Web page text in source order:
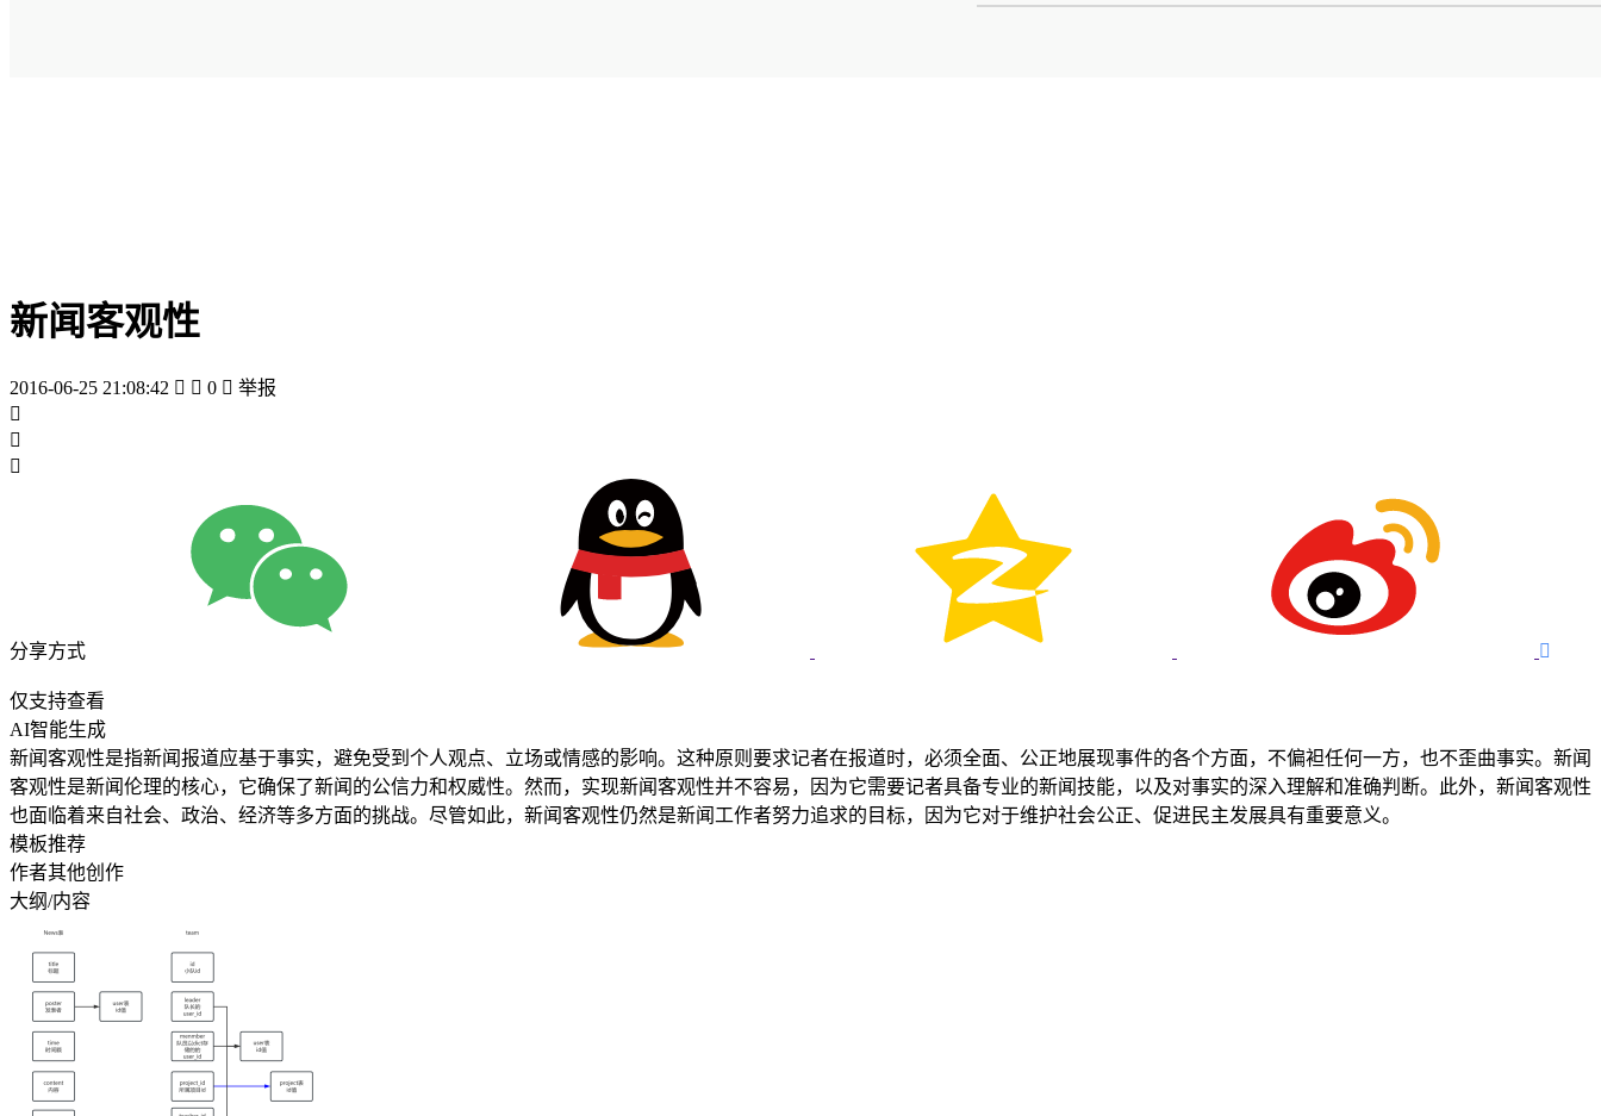
新闻客观性
2016-06-25 21:08:42   0  举报



分享方式 
仅支持查看
AI智能生成
新闻客观性是指新闻报道应基于事实，避免受到个人观点、立场或情感的影响。这种原则要求记者在报道时，必须全面、公正地展现事件的各个方面，不偏袒任何一方，也不歪曲事实。新闻
客观性是新闻伦理的核心，它确保了新闻的公信力和权威性。然而，实现新闻客观性并不容易，因为它需要记者具备专业的新闻技能，以及对事实的深入理解和准确判断。此外，新闻客观性
也面临着来自社会、政治、经济等多方面的挑战。尽管如此，新闻客观性仍然是新闻工作者努力追求的目标，因为它对于维护社会公正、促进民主发展具有重要意义。
模板推荐
作者其他创作
大纲/内容